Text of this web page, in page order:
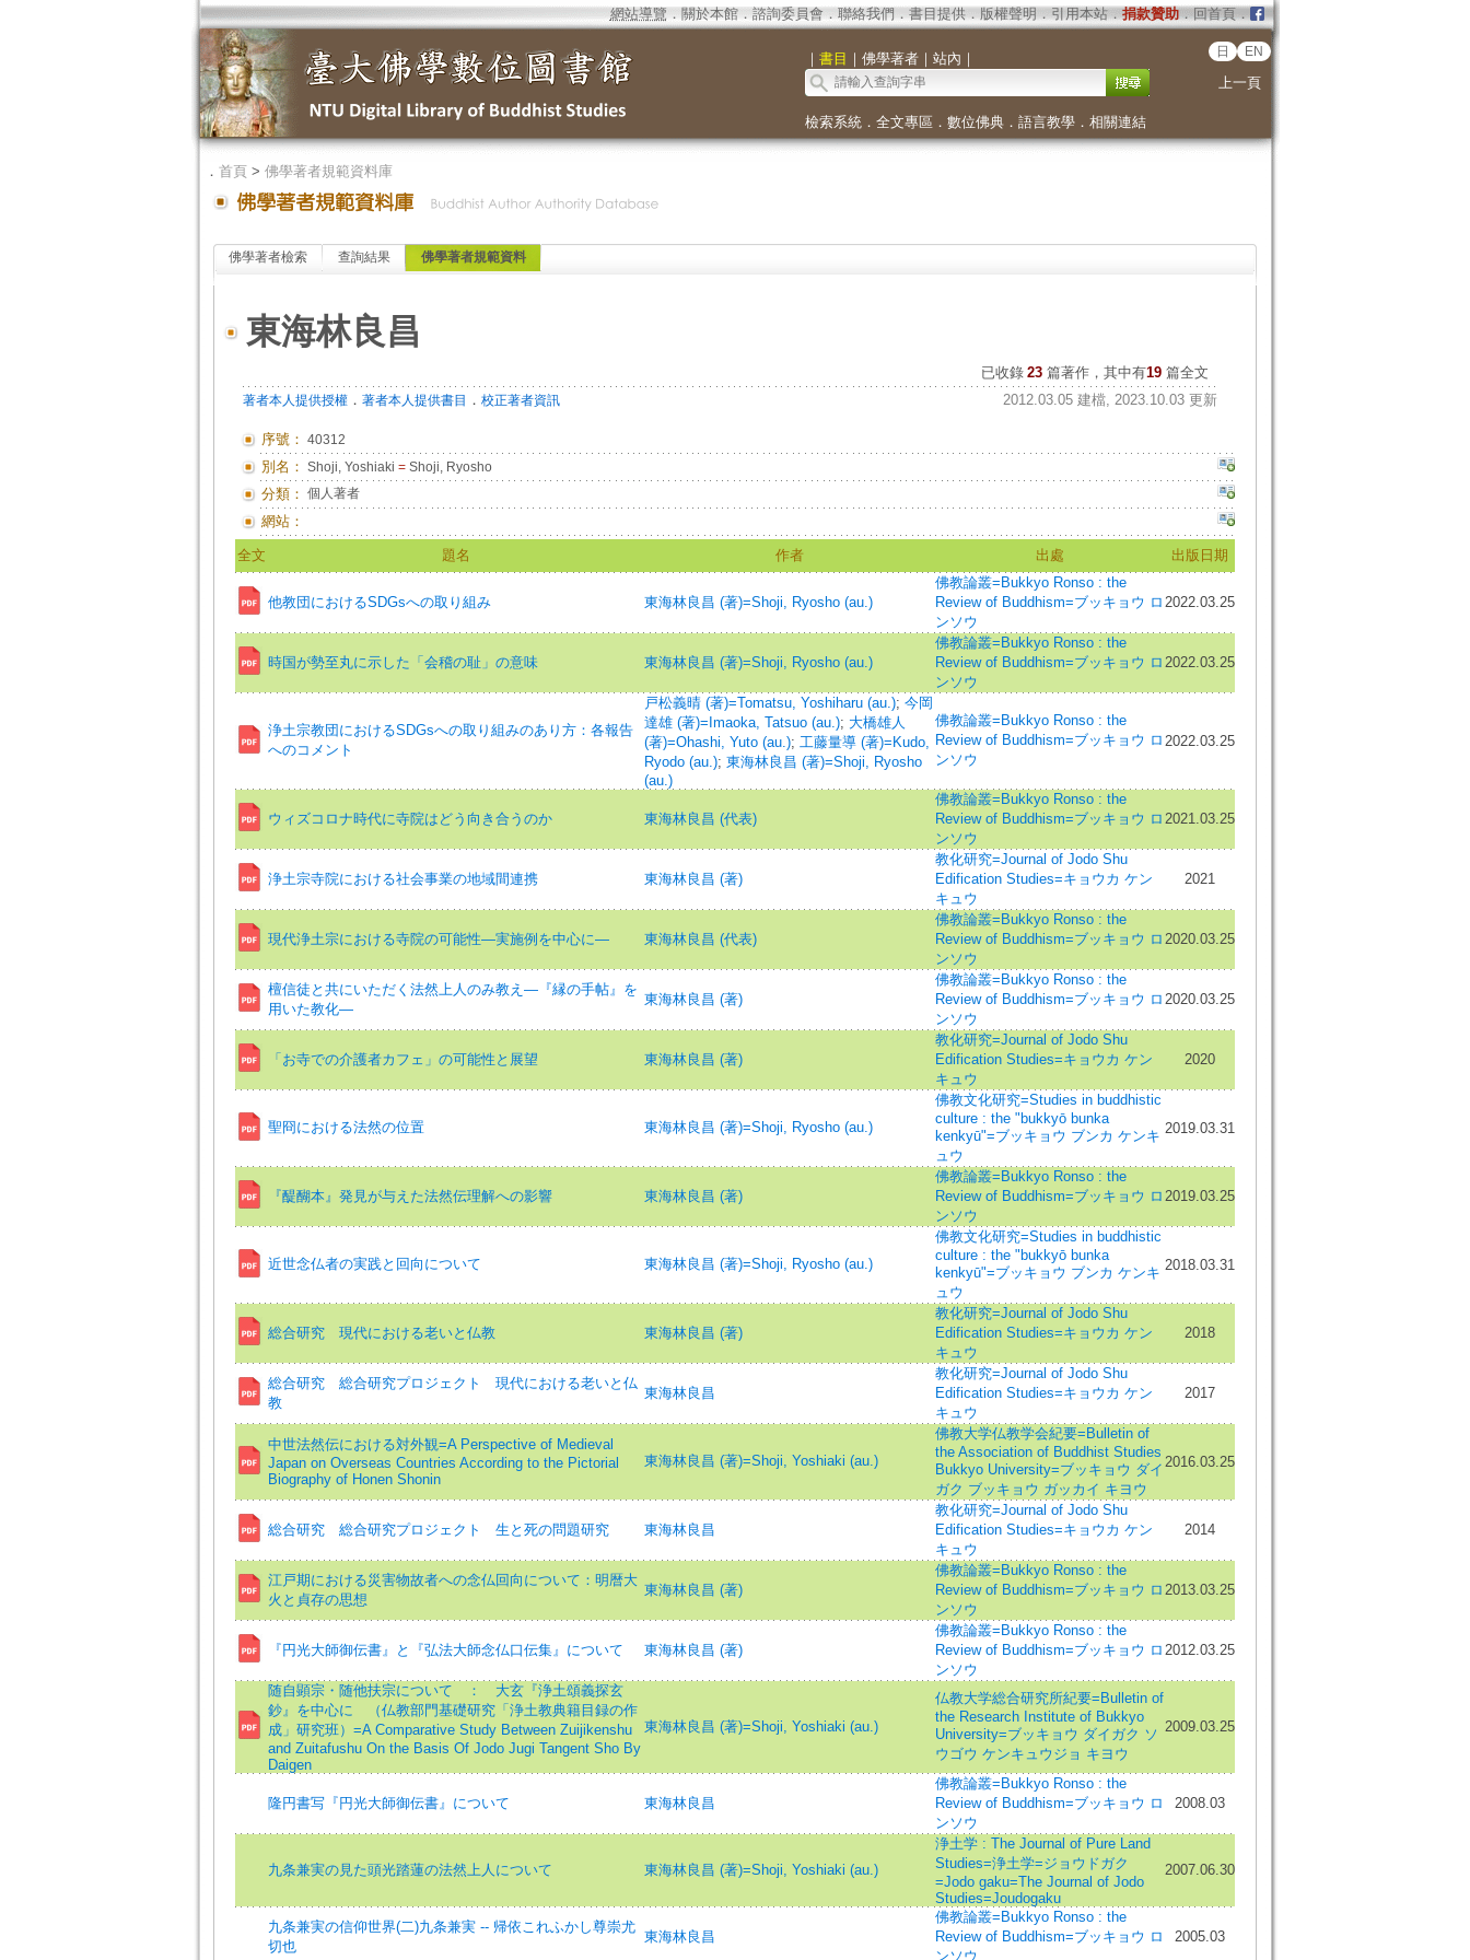
網站導覽 ． 關於本館． 諮詢委員會． 聯絡我們 ． 書目提供． 版權聲明 ． 引用本站． 捐款贊助．回首頁．
｜ 書目 ｜ 佛學著者｜ 站內 ｜ 日 EN
上一頁
檢索系統． 全文專區 ． 數位佛典． 語言教學． 相關連結
． 首頁> 佛學著者規範資料庫
佛學著者檢索 查詢結果 佛學著者規範資料
東海林良昌
已收錄 23 篇著作，其中有19篇全文
著者本人提供授權． 著者本人提供書目 ． 校正著者資訊 2012.03.05 建檔, 2023.10.03 更新
序號： 40312
別名： Shoji, Yoshiaki =Shoji, Ryosho
分類： 個人著者
網站：
全文 題名 作者 出處 出版日期
他教団におけるSDGsへの取り組み 東海林良昌 (著)=Shoji, Ryosho (au.)
佛教論叢=Bukkyo Ronso : the
Review of Buddhism=ブッキョウ ロ
ンソウ
2022.03.25
時国が勢至丸に示した「会稽の耻」の意味 東海林良昌 (著)=Shoji, Ryosho (au.)
佛教論叢=Bukkyo Ronso : the
Review of Buddhism=ブッキョウ ロ
ンソウ
2022.03.25
浄土宗教団におけるSDGsへの取り組みのあり方：各報告
へのコメント
戸松義晴 (著)=Tomatsu, Yoshiharu (au.); 今岡
達雄 (著)=Imaoka, Tatsuo (au.); 大橋雄人
(著)=Ohashi, Yuto (au.); 工藤量導 (著)=Kudo,
Ryodo (au.); 東海林良昌 (著)=Shoji, Ryosho
(au.)
佛教論叢=Bukkyo Ronso : the
Review of Buddhism=ブッキョウ ロ
ンソウ
2022.03.25
ウィズコロナ時代に寺院はどう向き合うのか 東海林良昌 (代表)
佛教論叢=Bukkyo Ronso : the
Review of Buddhism=ブッキョウ ロ
ンソウ
2021.03.25
浄土宗寺院における社会事業の地域間連携 東海林良昌 (著)
教化研究=Journal of Jodo Shu
Edification Studies=キョウカ ケン
キュウ
2021
現代浄土宗における寺院の可能性―実施例を中心に― 東海林良昌 (代表)
佛教論叢=Bukkyo Ronso : the
Review of Buddhism=ブッキョウ ロ
ンソウ
2020.03.25
檀信徒と共にいただく法然上人のみ教え―『縁の手帖』を
用いた教化―
東海林良昌 (著)
佛教論叢=Bukkyo Ronso : the
Review of Buddhism=ブッキョウ ロ
ンソウ
2020.03.25
「お寺での介護者カフェ」の可能性と展望 東海林良昌 (著)
教化研究=Journal of Jodo Shu
Edification Studies=キョウカ ケン
キュウ
2020
聖冏における法然の位置 東海林良昌 (著)=Shoji, Ryosho (au.)
佛教文化研究=Studies in buddhistic
culture : the "bukkyō bunka
kenkyū"=ブッキョウ ブンカ ケンキ
ュウ
2019.03.31
『醍醐本』発見が与えた法然伝理解への影響 東海林良昌 (著)
佛教論叢=Bukkyo Ronso : the
Review of Buddhism=ブッキョウ ロ
ンソウ
2019.03.25
近世念仏者の実践と回向について 東海林良昌 (著)=Shoji, Ryosho (au.)
佛教文化研究=Studies in buddhistic
culture : the "bukkyō bunka
kenkyū"=ブッキョウ ブンカ ケンキ
ュウ
2018.03.31
総合研究 現代における老いと仏教 東海林良昌 (著)
教化研究=Journal of Jodo Shu
Edification Studies=キョウカ ケン
キュウ
2018
総合研究 総合研究プロジェクト 現代における老いと仏
教
東海林良昌
教化研究=Journal of Jodo Shu
Edification Studies=キョウカ ケン
キュウ
2017
中世法然伝における対外観=A Perspective of Medieval
Japan on Overseas Countries According to the Pictorial
Biography of Honen Shonin
東海林良昌 (著)=Shoji, Yoshiaki (au.)
佛教大学仏教学会紀要=Bulletin of
the Association of Buddhist Studies
Bukkyo University=ブッキョウ ダイ
ガク ブッキョウ ガッカイ キヨウ
2016.03.25
総合研究 総合研究プロジェクト 生と死の問題研究 東海林良昌
教化研究=Journal of Jodo Shu
Edification Studies=キョウカ ケン
キュウ
2014
江戸期における災害物故者への念仏回向について：明暦大
火と貞存の思想
東海林良昌 (著)
佛教論叢=Bukkyo Ronso : the
Review of Buddhism=ブッキョウ ロ
ンソウ
2013.03.25
『円光大師御伝書』と『弘法大師念仏口伝集』について 東海林良昌 (著)
佛教論叢=Bukkyo Ronso : the
Review of Buddhism=ブッキョウ ロ
ンソウ
2012.03.25
随自顕宗・随他扶宗について ： 大玄『浄土頌義探玄
鈔』を中心に （仏教部門基礎研究「浄土教典籍目録の作
成」研究班）=A Comparative Study Between Zuijikenshu
and Zuitafushu On the Basis Of Jodo Jugi Tangent Sho By
Daigen
東海林良昌 (著)=Shoji, Yoshiaki (au.)
仏教大学総合研究所紀要=Bulletin of
the Research Institute of Bukkyo
University=ブッキョウ ダイガク ソ
ウゴウ ケンキュウジョ キヨウ
2009.03.25
隆円書写『円光大師御伝書』について 東海林良昌
佛教論叢=Bukkyo Ronso : the
Review of Buddhism=ブッキョウ ロ
ンソウ
2008.03
九条兼実の見た頭光踏蓮の法然上人について 東海林良昌 (著)=Shoji, Yoshiaki (au.)
浄土学 : The Journal of Pure Land
Studies=浄土学=ジョウドガク
=Jodo gaku=The Journal of Jodo
Studies=Joudogaku
2007.06.30
九条兼実の信仰世界(二)九条兼実 -- 帰依これふかし尊崇尤
切也
東海林良昌
佛教論叢=Bukkyo Ronso : the
Review of Buddhism=ブッキョウ ロ
ンソウ
2005.03